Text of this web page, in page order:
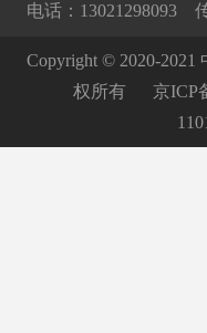
电话：13021298093
Copyright © 2020-
权所有 京ICP